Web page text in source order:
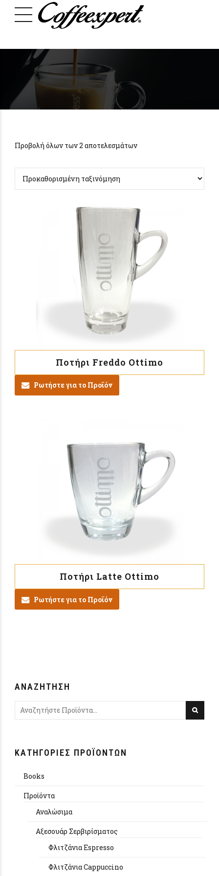
Προβολή όλων των 2 αποτελεσμάτων
Ποτήρι Freddo Ottimo
Ρωτήστε για το Προϊόν
Ποτήρι Latte Ottimo
Ρωτήστε για το Προϊόν
ΑΝΑΖΉΤΗΣΗ
ΚΑΤΗΓΟΡΊΕΣ ΠΡΟΪΌΝΤΩΝ
Books
Προϊόντα
Αναλώσιμα
Αξεσουάρ Σερβιρίσματος
Φλιτζάνια Espresso
Φλιτζάνια Cappuccino